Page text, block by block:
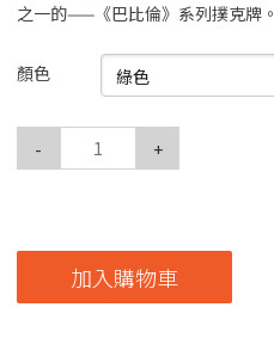
之一的——《巴比倫》系列撲克牌。
顏色
- +
加入購物車